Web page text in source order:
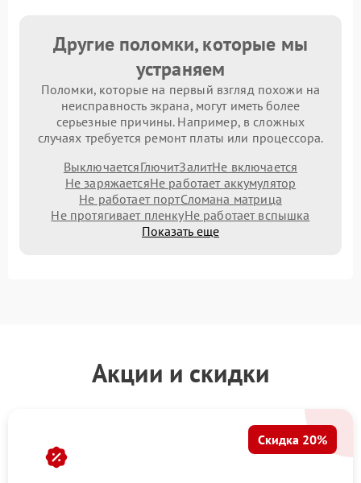
Другие поломки, которые мы
устраняем
Поломки, которые на первый взгляд похожи на
неисправность экрана, могут иметь более
серьезные причины. Например, в сложных
случаях требуется ремонт платы или процессора.
ВыключаетсяГлючитЗалитНе включается
Не заряжаетсяНе работает аккумулятор
Не работает портСломана матрица
Не протягивает пленкуНе работает вспышка
Показать еще
Акции и скидки
Скидка 20%